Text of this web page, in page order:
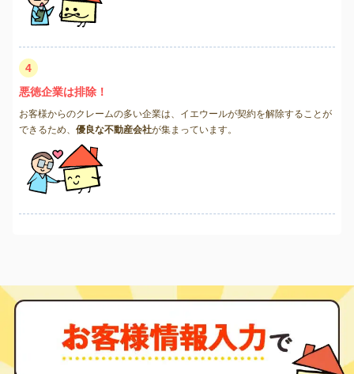
4
悪徳企業は排除！
お客様からのクレームの多い企業は、イエウールが契約を解除することが
できるため、 優良な不動産会社が集まっています。